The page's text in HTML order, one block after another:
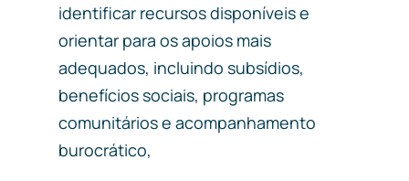
identificar recursos disponíveis e
orientar para os apoios mais
adequados, incluindo subsídios,
benefícios sociais, programas
comunitários e acompanhamento
burocrático,